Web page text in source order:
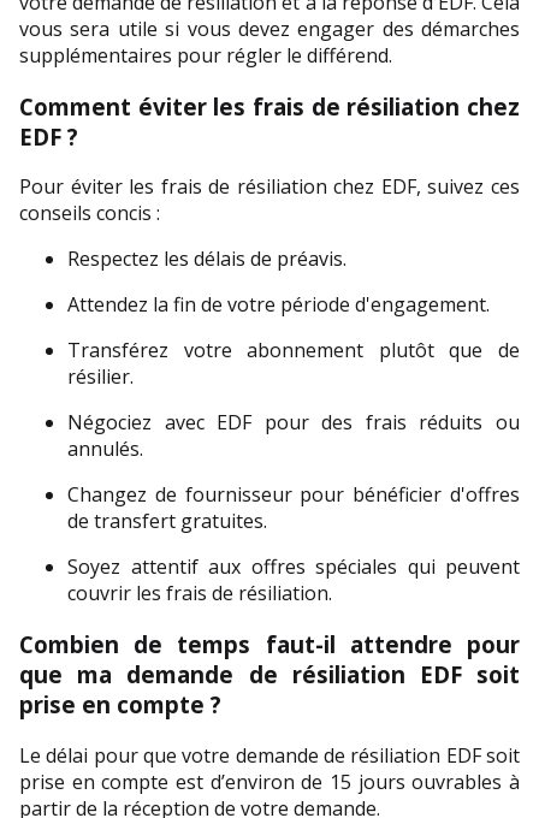
vous sera utile si vous devez engager des démarches
supplémentaires pour régler le différend.
Comment éviter les frais de résiliation chez
EDF ?
Pour éviter les frais de résiliation chez EDF, suivez ces
conseils concis :
Respectez les délais de préavis.
Attendez la fin de votre période d'engagement.
Transférez votre abonnement plutôt que de
résilier.
Négociez avec EDF pour des frais réduits ou
annulés.
Changez de fournisseur pour bénéficier d'offres
de transfert gratuites.
Soyez attentif aux offres spéciales qui peuvent
couvrir les frais de résiliation.
Combien de temps faut-il attendre pour
que ma demande de résiliation EDF soit
prise en compte ?
Le délai pour que votre demande de résiliation EDF soit
prise en compte est d’environ de 15 jours ouvrables à
partir de la réception de votre demande.